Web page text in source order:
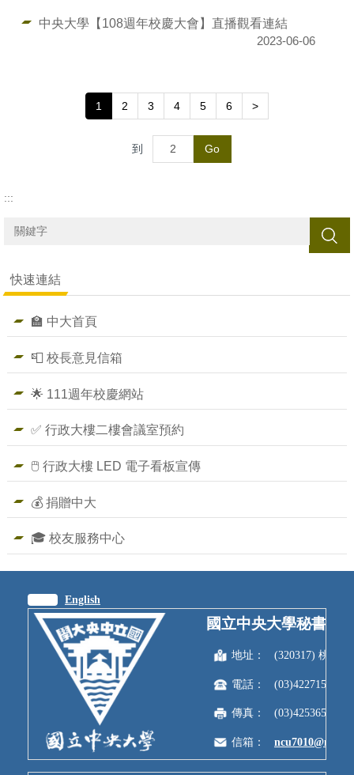
中央大學【108週年校慶大會】直播觀看連結
2023-06-06
1 2 3 4 5 6 >
到 Go
:::
搜尋
快速連結
🏫 中大首頁
📮 校長意見信箱
🌟 111週年校慶網站
✅ 行政大樓二樓會議室預約
🖱️ 行政大樓 LED 電子看板宣傳
💰 捐贈中大
🎓 校友服務中心
English
國立中央大學秘書室
地址： (320317) 桃園
電話： (03)4227151
傳真： (03)4253650
信箱：